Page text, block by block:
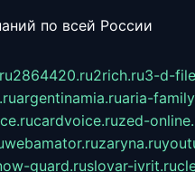
по всей России
2864420.ru2rich.ru3-d-
argentinamia.ruaria-
cardvoice.ruzed-
webamator.ruzaryna.ru
guard.ruslovar-ivrit.ru